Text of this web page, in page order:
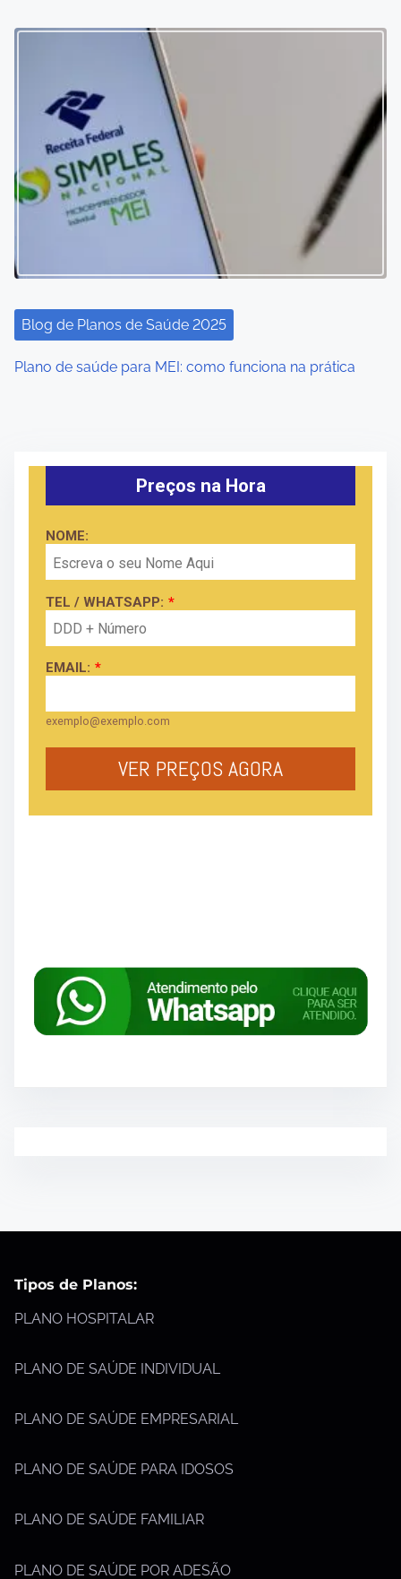
Blog de Planos de Saúde 2025
Plano de saúde para MEI: como funciona na prática
Tipos de Planos:
PLANO HOSPITALAR
PLANO DE SAÚDE INDIVIDUAL
PLANO DE SAÚDE EMPRESARIAL
PLANO DE SAÚDE PARA IDOSOS
PLANO DE SAÚDE FAMILIAR
PLANO DE SAÚDE POR ADESÃO